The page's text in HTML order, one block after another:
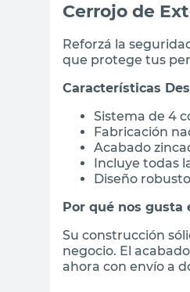
Cerrojo de
Reforzá la
que protege tus
Características
Sistema de 4
Fabricación
Acabado
Incluye todas
Diseño
Por qué nos gusta
Su construcción
negocio. El
ahora con envío a